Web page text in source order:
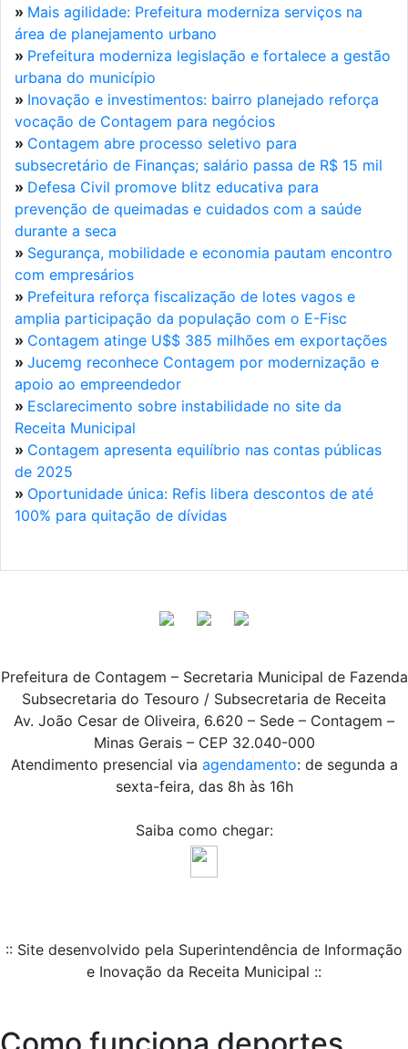
» Mais agilidade: Prefeitura moderniza serviços na
área de planejamento urbano
» Prefeitura moderniza legislação e fortalece a gestão
urbana do município
» Inovação e investimentos: bairro planejado reforça
vocação de Contagem para negócios
» Contagem abre processo seletivo para
subsecretário de Finanças; salário passa de R$ 15 mil
» Defesa Civil promove blitz educativa para
prevenção de queimadas e cuidados com a saúde
durante a seca
» Segurança, mobilidade e economia pautam encontro
com empresários
» Prefeitura reforça fiscalização de lotes vagos e
amplia participação da população com o E-Fisc
» Contagem atinge U$$ 385 milhões em exportações
» Jucemg reconhece Contagem por modernização e
apoio ao empreendedor
» Esclarecimento sobre instabilidade no site da
Receita Municipal
» Contagem apresenta equilíbrio nas contas públicas
de 2025
» Oportunidade única: Refis libera descontos de até
100% para quitação de dívidas
Prefeitura de Contagem – Secretaria Municipal de Fazenda
Subsecretaria do Tesouro / Subsecretaria de Receita
Av. João Cesar de Oliveira, 6.620 – Sede – Contagem –
Minas Gerais – CEP 32.040-000
Atendimento presencial via agendamento: de segunda a
sexta-feira, das 8h às 16h
Saiba como chegar:
:: Site desenvolvido pela Superintendência de Informação
e Inovação da Receita Municipal ::